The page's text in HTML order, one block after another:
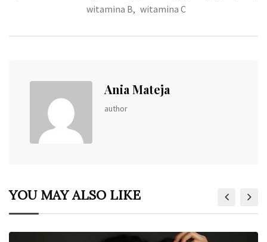
witamina B, witamina C
Ania Mateja
author
YOU MAY ALSO LIKE